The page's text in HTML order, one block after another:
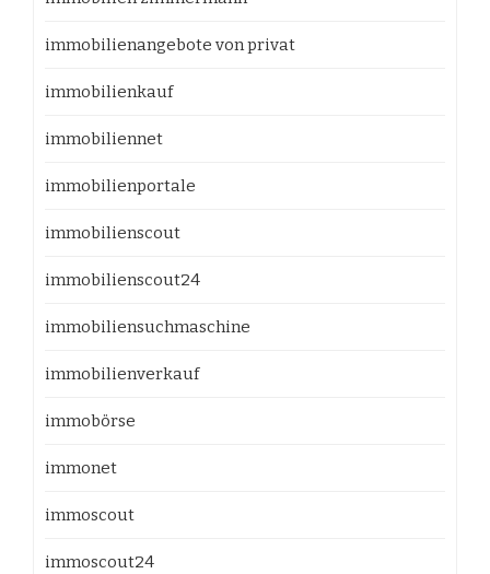
immobilienangebote von privat
immobilienkauf
immobiliennet
immobilienportale
immobilienscout
immobilienscout24
immobiliensuchmaschine
immobilienverkauf
immobörse
immonet
immoscout
immoscout24